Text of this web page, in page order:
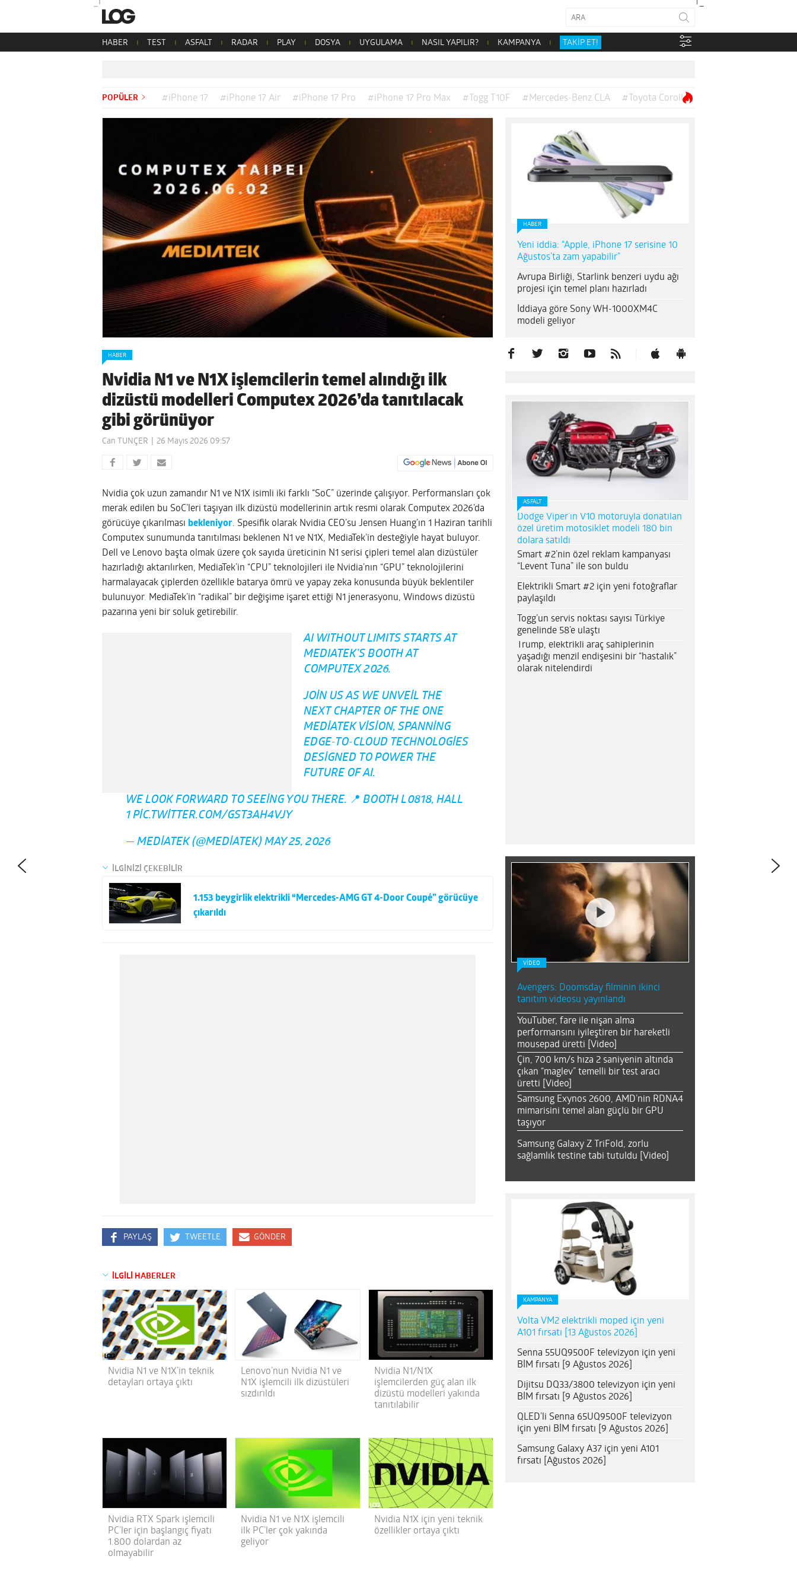
HABER TEST ASFALT RADAR PLAY DOSYA UYGULAMA NASIL YAPILIR? KAMPANYA TAKİP ET!
POPÜLER #iPhone 17 #iPhone 17 Air #iPhone 17 Pro #iPhone 17 Pro Max #Togg T10F #Mercedes-Benz CLA #Toyota Corolla
HABER
Nvidia N1 ve N1X işlemcilerin temel alındığı ilk
dizüstü modelleri Computex 2026’da tanıtılacak
gibi görünüyor
Can TUNÇER 26 Mayıs 2026 09:57
Nvidia çok uzun zamandır N1 ve N1X isimli iki farklı “SoC” üzerinde çalışıyor. Performansları çok
merak edilen bu SoC’leri taşıyan ilk dizüstü modellerinin artık resmi olarak Computex 2026’da
görücüye çıkarılması bekleniyor. Spesifik olarak Nvidia CEO’su Jensen Huang’ın 1 Haziran tarihli
Computex sunumunda tanıtılması beklenen N1 ve N1X, MediaTek’in desteğiyle hayat buluyor.
Dell ve Lenovo başta olmak üzere çok sayıda üreticinin N1 serisi çipleri temel alan dizüstüler
hazırladığı aktarılırken, MediaTek’in “CPU” teknolojileri ile Nvidia’nın “GPU” teknolojilerini
harmalayacak çiplerden özellikle batarya ömrü ve yapay zeka konusunda büyük beklentiler
bulunuyor. MediaTek’in “radikal” bir değişime işaret ettiği N1 jenerasyonu, Windows dizüstü
pazarına yeni bir soluk getirebilir.
AI WITHOUT LIMITS STARTS AT
MEDIATEK’S BOOTH AT
COMPUTEX 2026.
JOIN US AS WE UNVEIL THE
NEXT CHAPTER OF THE ONE
MEDIATEK VISION, SPANNING
EDGE-TO-CLOUD TECHNOLOGIES
DESIGNED TO POWER THE
FUTURE OF AI.
WE LOOK FORWARD TO SEEING YOU THERE. 📍 BOOTH L0818, HALL
1 PIC.TWITTER.COM/GST3AH4VJY
— MEDIATEK (@MEDIATEK) MAY 25, 2026
İLGİNİZİ ÇEKEBİLİR
1.153 beygirlik elektrikli “Mercedes-AMG GT 4-Door Coupé” görücüye
çıkarıldı
PAYLAŞ TWEETLE GÖNDER
İLGİLİ HABERLER
Nvidia N1 ve N1X’in teknik
detayları ortaya çıktı
Lenovo’nun Nvidia N1 ve
N1X işlemcili ilk dizüstüleri
sızdırıldı
Nvidia N1/N1X
işlemcilerden güç alan ilk
dizüstü modelleri yakında
tanıtılabilir
Nvidia RTX Spark işlemcili
PC’ler için başlangıç fiyatı
1.800 dolardan az
olmayabilir
Nvidia N1 ve N1X işlemcili
ilk PC’ler çok yakında
geliyor
Nvidia N1X için yeni teknik
özellikler ortaya çıktı
HABER
Yeni iddia: “Apple, iPhone 17 serisine 10
Ağustos’ta zam yapabilir”
Avrupa Birliği, Starlink benzeri uydu ağı
projesi için temel planı hazırladı
İddiaya göre Sony WH-1000XM4C
modeli geliyor
ASFALT
Dodge Viper’ın V10 motoruyla donatılan
özel üretim motosiklet modeli 180 bin
dolara satıldı
Smart #2’nin özel reklam kampanyası
“Levent Tuna” ile son buldu
Elektrikli Smart #2 için yeni fotoğraflar
paylaşıldı
Togg’un servis noktası sayısı Türkiye
genelinde 58’e ulaştı
Trump, elektrikli araç sahiplerinin
yaşadığı menzil endişesini bir “hastalık”
olarak nitelendirdi
VİDEO
Avengers: Doomsday filminin ikinci
tanıtım videosu yayınlandı
YouTuber, fare ile nişan alma
performansını iyileştiren bir hareketli
mousepad üretti [Video]
Çin, 700 km/s hıza 2 saniyenin altında
çıkan “maglev” temelli bir test aracı
üretti [Video]
Samsung Exynos 2600, AMD’nin RDNA4
mimarisini temel alan güçlü bir GPU
taşıyor
Samsung Galaxy Z TriFold, zorlu
sağlamlık testine tabi tutuldu [Video]
KAMPANYA
Volta VM2 elektrikli moped için yeni
A101 fırsatı [13 Ağustos 2026]
Senna 55UQ9500F televizyon için yeni
BİM fırsatı [9 Ağustos 2026]
Dijitsu DQ33/3800 televizyon için yeni
BİM fırsatı [9 Ağustos 2026]
QLED’li Senna 65UQ9500F televizyon
için yeni BİM fırsatı [9 Ağustos 2026]
Samsung Galaxy A37 için yeni A101
fırsatı [Ağustos 2026]